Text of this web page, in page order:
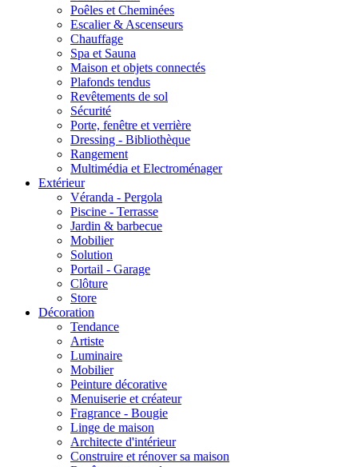
Poêles et Cheminées
Escalier & Ascenseurs
Chauffage
Spa et Sauna
Maison et objets connectés
Plafonds tendus
Revêtements de sol
Sécurité
Porte, fenêtre et verrière
Dressing - Bibliothèque
Rangement
Multimédia et Electroménager
Extérieur
Véranda - Pergola
Piscine - Terrasse
Jardin & barbecue
Mobilier
Solution
Portail - Garage
Clôture
Store
Décoration
Tendance
Artiste
Luminaire
Mobilier
Peinture décorative
Menuiserie et créateur
Fragrance - Bougie
Linge de maison
Architecte d'intérieur
Construire et rénover sa maison